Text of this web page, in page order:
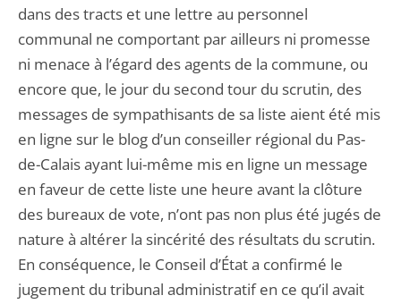
dans des tracts et une lettre au personnel
communal ne comportant par ailleurs ni promesse
ni menace à l’égard des agents de la commune, ou
encore que, le jour du second tour du scrutin, des
messages de sympathisants de sa liste aient été mis
en ligne sur le blog d’un conseiller régional du Pas-
de-Calais ayant lui-même mis en ligne un message
en faveur de cette liste une heure avant la clôture
des bureaux de vote, n’ont pas non plus été jugés de
nature à altérer la sincérité des résultats du scrutin.
En conséquence, le Conseil d’État a confirmé le
jugement du tribunal administratif en ce qu’il avait